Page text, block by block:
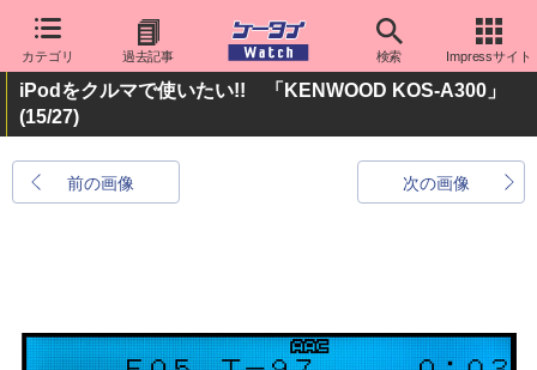
カテゴリ 過去記事 検索 Impressサイト
iPodをクルマで使いたい!! 「KENWOOD KOS-A300」
(15/27)
前の画像 次の画像